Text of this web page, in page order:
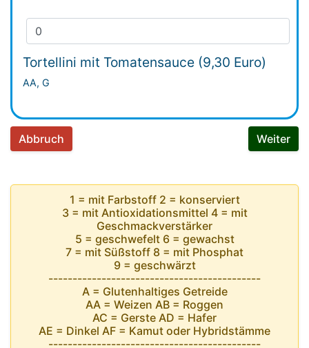
Tortellini mit Tomatensauce (9,30 Euro)
AA, G
Abbruch Weiter
1 = mit Farbstoff 2 = konserviert
3 = mit Antioxidationsmittel 4 = mit
Geschmackverstärker
5 = geschwefelt 6 = gewachst
7 = mit Süßstoff 8 = mit Phosphat
9 = geschwärzt
--------------------------------------------
A = Glutenhaltiges Getreide
AA = Weizen AB = Roggen
AC = Gerste AD = Hafer
AE = Dinkel AF = Kamut oder Hybridstämme
--------------------------------------------